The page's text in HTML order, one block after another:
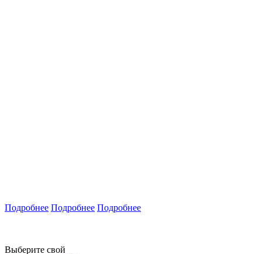
Подробнее Подробнее Подробнее
Выберите свой